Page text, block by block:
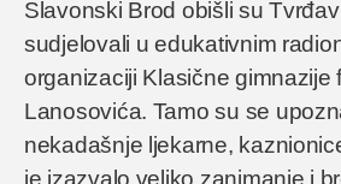
Slavonski Brod obišli su
sudjelovali u edukativnim
organizaciji Klasične gimnazije
Lanosovića. Tamo su se
nekadašnje ljekarne,
je izazvalo veliko zanimanje i